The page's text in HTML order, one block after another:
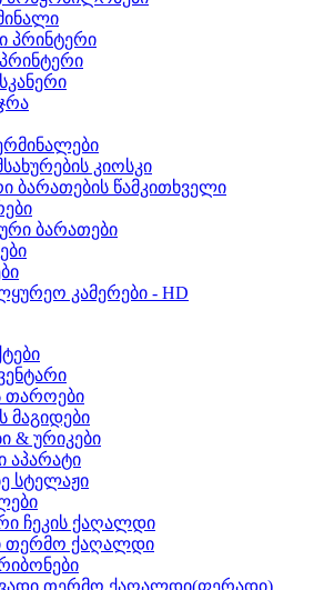
პრინტერი
კიოსკი
ბარათების წამკითხველი
ბარათები
კამერები - HD
თაროები
მაგიდები
& ურიკები
აპარატი
სტელაჟი
ჩეკის ქაღალდი
თერმო ქაღალდი
თერმო ქაღალდი(ფერადი)